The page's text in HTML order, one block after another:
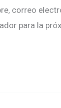
correo
para la